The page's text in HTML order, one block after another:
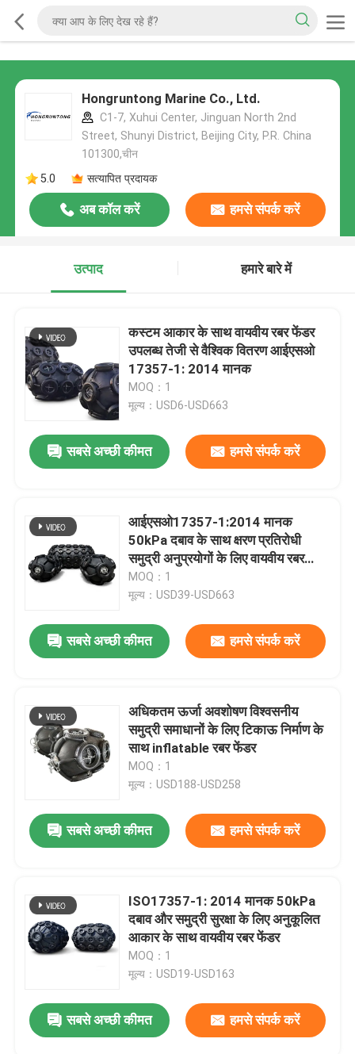
Hongruntong Marine Co., Ltd.
C1-7, Xuhui Center, Jinguan North 2nd
Street, Shunyi District, Beijing City, P.R. China
101300,चीन
5.0
सत्यापित प्रदायक
अब कॉल करें हमसे संपर्क करें
उत्पाद हमारे बारे में
कस्टम आकार के साथ वायवीय रबर फेंडर
उपलब्ध तेजी से वैश्विक वितरण आईएसओ
17357-1: 2014 मानक
MOQ：1
मूल्य：USD6-USD663
सबसे अच्छी कीमत हमसे संपर्क करें
आईएसओ17357-1:2014 मानक
50kPa दबाव के साथ क्षरण प्रतिरोधी
समुद्री अनुप्रयोगों के लिए वायवीय रबर
फेंडर
MOQ：1
मूल्य：USD39-USD663
सबसे अच्छी कीमत हमसे संपर्क करें
अधिकतम ऊर्जा अवशोषण विश्वसनीय
समुद्री समाधानों के लिए टिकाऊ निर्माण के
साथ inflatable रबर फेंडर
MOQ：1
मूल्य：USD188-USD258
सबसे अच्छी कीमत हमसे संपर्क करें
ISO17357-1: 2014 मानक 50kPa
दबाव और समुद्री सुरक्षा के लिए अनुकूलित
आकार के साथ वायवीय रबर फेंडर
MOQ：1
मूल्य：USD19-USD163
सबसे अच्छी कीमत हमसे संपर्क करें